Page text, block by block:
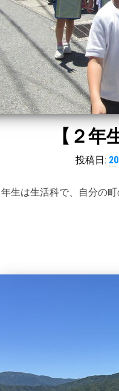
【２
投稿日:
年生は生活科で、自分の